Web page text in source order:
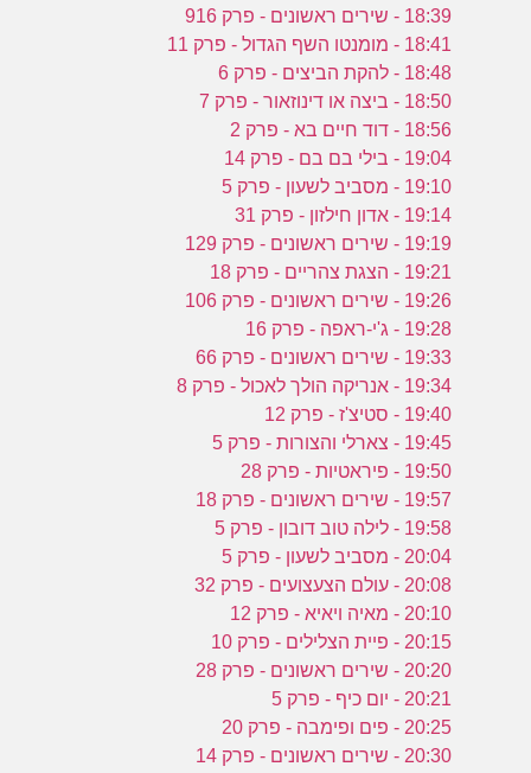
18:39 - שירים ראשונים - פרק 916
18:41 - מומנטו השף הגדול - פרק 11
18:48 - להקת הביצים - פרק 6
18:50 - ביצה או דינוזאור - פרק 7
18:56 - דוד חיים בא - פרק 2
19:04 - בילי בם בם - פרק 14
19:10 - מסביב לשעון - פרק 5
19:14 - אדון חילזון - פרק 31
19:19 - שירים ראשונים - פרק 129
19:21 - הצגת צהריים - פרק 18
19:26 - שירים ראשונים - פרק 106
19:28 - ג'י-ראפה - פרק 16
19:33 - שירים ראשונים - פרק 66
19:34 - אנריקה הולך לאכול - פרק 8
19:40 - סטיצ'ז - פרק 12
19:45 - צארלי והצורות - פרק 5
19:50 - פיראטיות - פרק 28
19:57 - שירים ראשונים - פרק 18
19:58 - לילה טוב דובון - פרק 5
20:04 - מסביב לשעון - פרק 5
20:08 - עולם הצעצועים - פרק 32
20:10 - מאיה ויאיא - פרק 12
20:15 - פיית הצלילים - פרק 10
20:20 - שירים ראשונים - פרק 28
20:21 - יום כיף - פרק 5
20:25 - פים ופימבה - פרק 20
20:30 - שירים ראשונים - פרק 14